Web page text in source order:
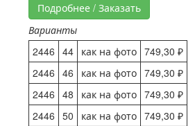
Подробнее / Заказать
Варианты
2446 44 как на фото 749,30 ₽
2446 46 как на фото 749,30 ₽
2446 48 как на фото 749,30 ₽
2446 50 как на фото 749,30 ₽